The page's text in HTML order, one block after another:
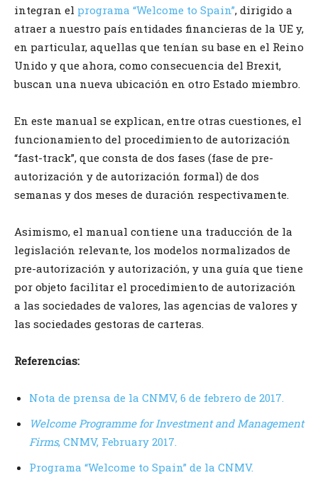
integran el programa “Welcome to Spain”, dirigido a
atraer a nuestro país entidades financieras de la UE y,
en particular, aquellas que tenían su base en el Reino
Unido y que ahora, como consecuencia del Brexit,
buscan una nueva ubicación en otro Estado miembro.
En este manual se explican, entre otras cuestiones, el
funcionamiento del procedimiento de autorización
“fast-track”, que consta de dos fases (fase de pre-
autorización y de autorización formal) de dos
semanas y dos meses de duración respectivamente.
Asimismo, el manual contiene una traducción de la
legislación relevante, los modelos normalizados de
pre-autorización y autorización, y una guía que tiene
por objeto facilitar el procedimiento de autorización
a las sociedades de valores, las agencias de valores y
las sociedades gestoras de carteras.
Referencias:
Nota de prensa de la CNMV, 6 de febrero de 2017.
Welcome Programme for Investment and Management
Firms, CNMV, February 2017.
Programa “Welcome to Spain” de la CNMV.